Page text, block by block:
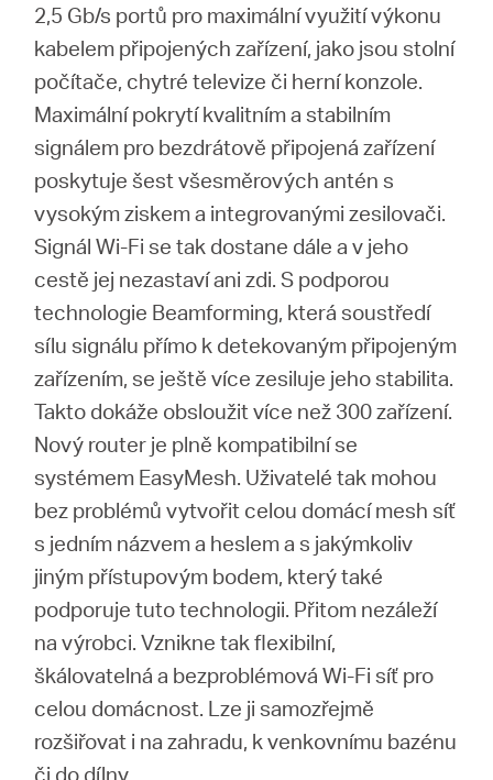
2,5 Gb/s portů pro maximální využití výkonu
kabelem připojených zařízení, jako jsou stolní
počítače, chytré televize či herní konzole.
Maximální pokrytí kvalitním a stabilním
signálem pro bezdrátově připojená zařízení
poskytuje šest všesměrových antén s
vysokým ziskem a integrovanými zesilovači.
Signál Wi-Fi se tak dostane dále a v jeho
cestě jej nezastaví ani zdi. S podporou
technologie Beamforming, která soustředí
sílu signálu přímo k detekovaným připojeným
zařízením, se ještě více zesiluje jeho stabilita.
Takto dokáže obsloužit více než 300 zařízení.
Nový router je plně kompatibilní se
systémem EasyMesh. Uživatelé tak mohou
bez problémů vytvořit celou domácí mesh síť
s jedním názvem a heslem a s jakýmkoliv
jiným přístupovým bodem, který také
podporuje tuto technologii. Přitom nezáleží
na výrobci. Vznikne tak flexibilní,
škálovatelná a bezproblémová Wi-Fi síť pro
celou domácnost. Lze ji samozřejmě
rozšiřovat i na zahradu, k venkovnímu bazénu
či do dílny.